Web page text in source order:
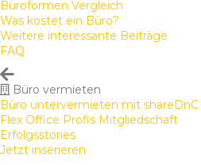
Büroformen Vergleich
Was kostet ein Büro?
Weitere interessante Beiträge
FAQ
Büro vermieten
Büro untervermieten mit shareDnC
Flex Office Profis Mitgliedschaft
Erfolgsstories
Jetzt inserieren